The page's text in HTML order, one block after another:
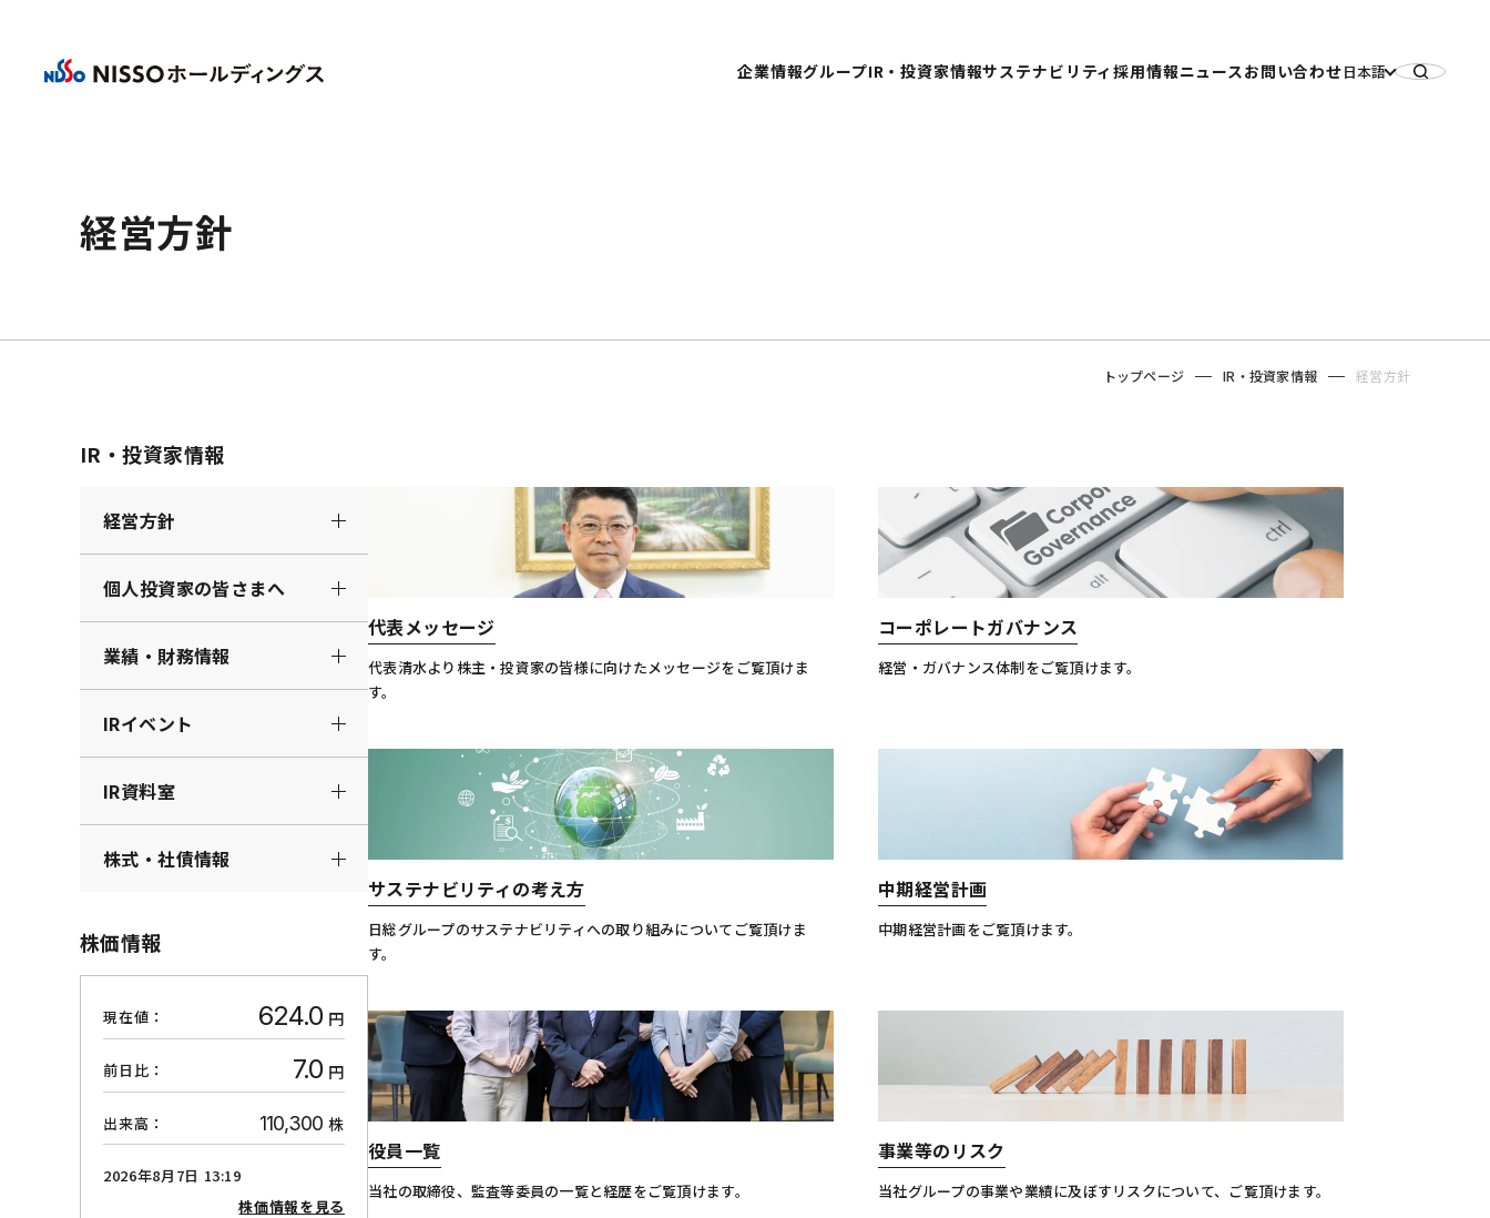
企業情報グループIR・投資家情報サステナビリティ採用情報ニュースお問い合わせ日本語
経営方針
トップページ IR・投資家情報 経営方針
IR・投資家情報
経営方針
個人投資家の皆さまへ
業績・財務情報
IRイベント
IR資料室
株式・社債情報
株価情報
現在値： 624.0 円
前日比： 7.0 円
出来高： 110,300 株
2026年8月7日 13:19
株価情報を見る
代表メッセージ
代表清水より株主・投資家の皆様に向けたメッセージをご覧頂けま
す。
コーポレートガバナンス
経営・ガバナンス体制をご覧頂けます。
サステナビリティの考え方
日総グループのサステナビリティへの取り組みについてご覧頂けま
す。
中期経営計画
中期経営計画をご覧頂けます。
役員一覧
当社の取締役、監査等委員の一覧と経歴をご覧頂けます。
事業等のリスク
当社グループの事業や業績に及ぼすリスクについて、ご覧頂けます。